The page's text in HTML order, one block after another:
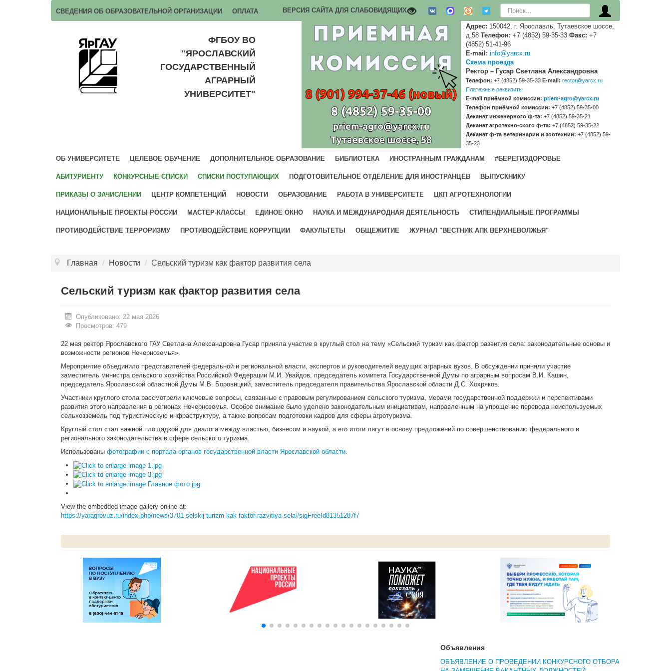
СВЕДЕНИЯ ОБ ОБРАЗОВАТЕЛЬНОЙ ОРГАНИЗАЦИИ ОПЛАТА ВЕРСИЯ САЙТА ДЛЯ СЛАБОВИДЯЩИХ Искать...
ФГБОУ ВО
"ЯРОСЛАВСКИЙ
ГОСУДАРСТВЕННЫЙ
АГРАРНЫЙ
УНИВЕРСИТЕТ"
Адрес: 150042, г. Ярославль, Тутаевское шоссе,
д.58 Телефон: +7 (4852) 59-35-33 Факс: +7
(4852) 51-41-96
E-mail: info@yarcx.ru
Схема проезда
Ректор – Гусар Светлана Александровна
Телефон: +7 (4852) 59-35-33 E-mail: rector@yarcx.ru
Платежные реквизиты
E-mail приёмной комиссии: priem-agro@yarcx.ru
Телефон приёмной комиссии: +7 (4852) 59-35-00
Деканат инженерного ф-та: +7 (4852) 59-35-21
Деканат агротехно-ского ф-та: +7 (4852) 59-35-22
Деканат ф-та ветеринарии и зоотехнии: +7 (4852) 59-
35-23
ОБ УНИВЕРСИТЕТЕ ЦЕЛЕВОЕ ОБУЧЕНИЕ ДОПОЛНИТЕЛЬНОЕ ОБРАЗОВАНИЕ БИБЛИОТЕКА ИНОСТРАННЫМ ГРАЖДАНАМ #БЕРЕГИЗДОРОВЬЕ
АБИТУРИЕНТУ КОНКУРСНЫЕ СПИСКИ СПИСКИ ПОСТУПАЮЩИХ ПОДГОТОВИТЕЛЬНОЕ ОТДЕЛЕНИЕ ДЛЯ ИНОСТРАНЦЕВ ВЫПУСКНИКУ
ПРИКАЗЫ О ЗАЧИСЛЕНИИ ЦЕНТР КОМПЕТЕНЦИЙ НОВОСТИ ОБРАЗОВАНИЕ РАБОТА В УНИВЕРСИТЕТЕ ЦКП АГРОТЕХНОЛОГИИ
НАЦИОНАЛЬНЫЕ ПРОЕКТЫ РОССИИ МАСТЕР-КЛАССЫ ЕДИНОЕ ОКНО НАУКА И МЕЖДУНАРОДНАЯ ДЕЯТЕЛЬНОСТЬ СТИПЕНДИАЛЬНЫЕ ПРОГРАММЫ
ПРОТИВОДЕЙСТВИЕ ТЕРРОРИЗМУ ПРОТИВОДЕЙСТВИЕ КОРРУПЦИИ ФАКУЛЬТЕТЫ ОБЩЕЖИТИЕ ЖУРНАЛ "ВЕСТНИК АПК ВЕРХНЕВОЛЖЬЯ"
Главная / Новости / Сельский туризм как фактор развития села
Сельский туризм как фактор развития села
Опубликовано: 22 мая 2026
Просмотров: 479
22 мая ректор Ярославского ГАУ Светлана Александровна Гусар приняла участие в круглый стол на тему «Сельский туризм как фактор развития села: законодательные основы и
возможности регионов Нечерноземья».
Мероприятие объединило представителей федеральной и региональной власти, экспертов и руководителей ведущих аграрных вузов. В обсуждении приняли участие
заместитель министра сельского хозяйства Российской Федерации М.И. Увайдов, председатель комитета Государственной Думы по аграрным вопросам В.И. Кашин,
председатель Ярославской областной Думы М.В. Боровицкий, заместитель председателя правительства Ярославской области Д.С. Хохряков.
Участники круглого стола рассмотрели ключевые вопросы, связанные с правовым регулированием сельского туризма, мерами государственной поддержки и перспективами
развития этого направления в регионах Нечерноземья. Особое внимание было уделено законодательным инициативам, направленным на упрощение перевода неиспользуемых
сельхозземель под туристическую инфраструктуру, а также вопросам подготовки кадров для сферы агротуризма.
Круглый стол стал важной площадкой для диалога между властью, бизнесом и наукой, а его итоги лягут в основу предложений по совершенствованию федерального и
регионального законодательства в сфере сельского туризма.
Использованы фотографии с портала органов государственной власти Ярославской области.
View the embedded image gallery online at:
https://yaragrovuz.ru/index.php/news/3701-selskij-turizm-kak-faktor-razvitiya-sela#sigFreeId81351287f7
Объявления
ОБЪЯВЛЕНИЕ О ПРОВЕДЕНИИ КОНКУРСНОГО ОТБОРА